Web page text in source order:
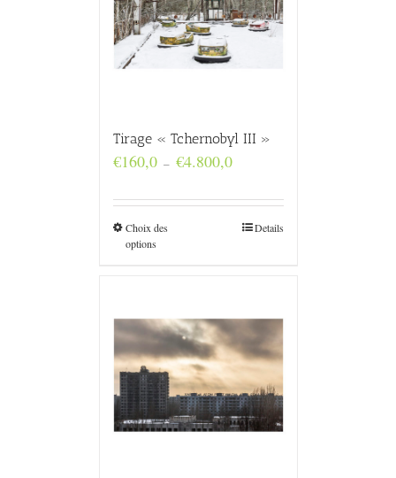
Tirage « Tchernobyl III »
€160,0 – €4.800,0Plage
€160,0
Choix des
options
Details